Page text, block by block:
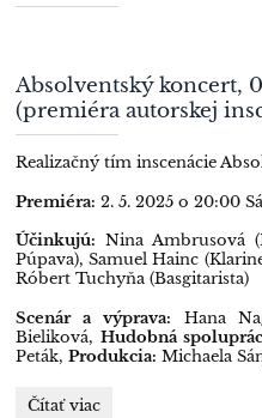
Absolventský koncert,
(premiéra autorskej
Realizačný tím inscenácie
Premiéra: 2. 5. 2025 o 20:00
Účinkujú: Nina Ambrusová
Púpava),Samuel Hainc
Róbert Tuchyňa (Basgitarista)
Scenár a výprava:
Hana
Bieliková, Hudobná
Peták,Produkcia: Michaela
Absolventský
Čítať viac